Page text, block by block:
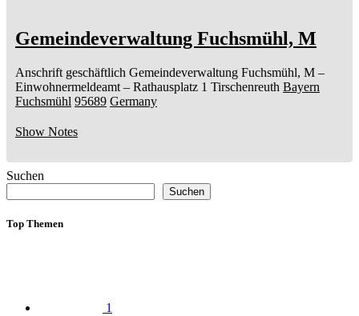
Gemeindeverwaltung Fuchsmühl, M
Anschrift geschäftlich Gemeindeverwaltung Fuchsmühl, M –
Einwohnermeldeamt – Rathausplatz 1 Tirschenreuth Bayern
Fuchsmühl 95689 Germany
Show Notes
Suchen
Suchen
Top Themen
1